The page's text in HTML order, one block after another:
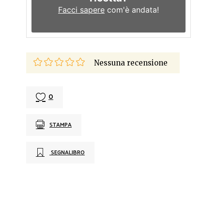
Facci sapere com'è andata!
Nessuna recensione
0
STAMPA
SEGNALIBRO